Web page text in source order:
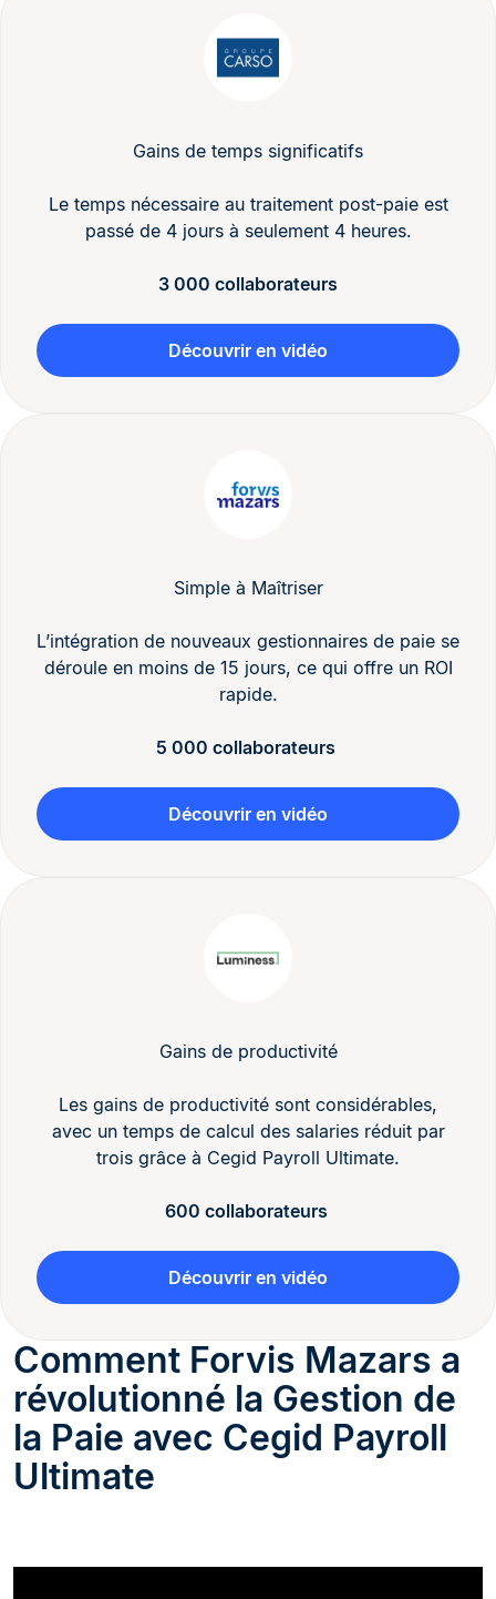
Gains de temps significatifs
Le temps nécessaire au traitement post-paie est
passé de 4 jours à seulement 4 heures.
3 000 collaborateurs
Découvrir en vidéo
Simple à Maîtriser
L’intégration de nouveaux gestionnaires de paie se
déroule en moins de 15 jours, ce qui offre un ROI
rapide.
5 000 collaborateurs
Découvrir en vidéo
Gains de productivité
Les gains de productivité sont considérables,
avec un temps de calcul des salaries réduit par
trois grâce à Cegid Payroll Ultimate.
600 collaborateurs
Découvrir en vidéo
Comment Forvis Mazars a
révolutionné la Gestion de
la Paie avec Cegid Payroll
Ultimate